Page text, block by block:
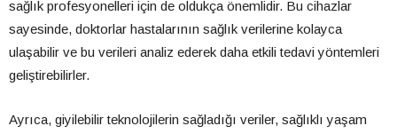
sağlık profesyonelleri için de oldukça önemlidir. Bu cihazlar
sayesinde, doktorlar hastalarının sağlık verilerine kolayca
ulaşabilir ve bu verileri analiz ederek daha etkili tedavi yöntemleri
geliştirebilirler.
Ayrıca, giyilebilir teknolojilerin sağladığı veriler, sağlıklı yaşam